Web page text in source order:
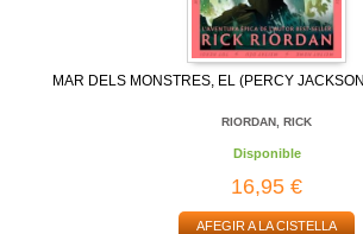
MAR DELS MONSTRES, EL (PERCY
RIORDAN, RICK
Disponible
16,95 €
AFEGIR A LA CISTELLA